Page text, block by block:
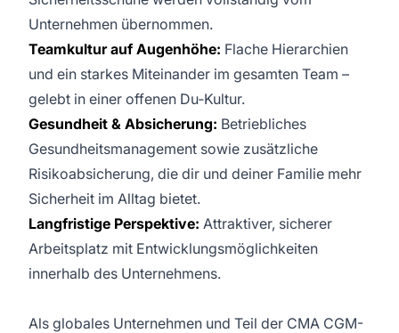
Unternehmen übernommen.
Teamkultur auf Augenhöhe: Flache Hierarchien
und ein starkes Miteinander im gesamten Team –
gelebt in einer offenen Du‑Kultur.
Gesundheit & Absicherung: Betriebliches
Gesundheitsmanagement sowie zusätzliche
Risikoabsicherung, die dir und deiner Familie mehr
Sicherheit im Alltag bietet.
Langfristige Perspektive: Attraktiver, sicherer
Arbeitsplatz mit Entwicklungsmöglichkeiten
innerhalb des Unternehmens.
Als globales Unternehmen und Teil der CMA CGM-